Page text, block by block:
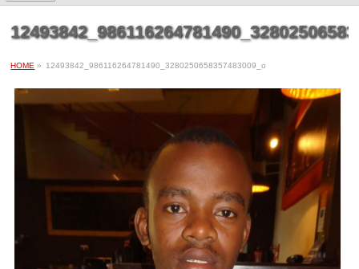
HOME » 12493842_986116264781490_3280250658357483009_o